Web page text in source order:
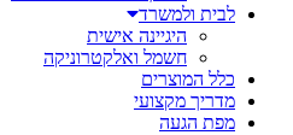
לבית ולמשרד
היגיינה אישית
חשמל ואלקטרוניקה
כלל המוצרים
מדריך מקצועי
מפת הגעה